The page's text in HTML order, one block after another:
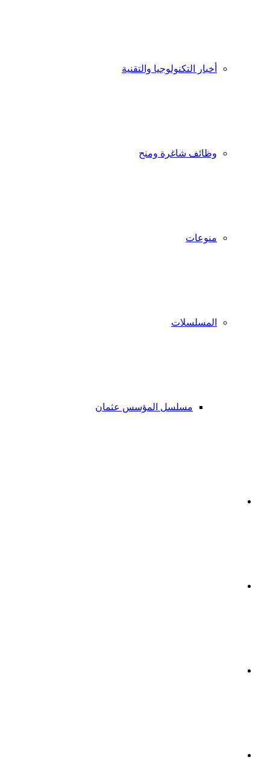
أخبار التكنولوجيا والتقنية
وظائف شاغرة ومنح
منوعات
المسلسلات
مسلسل المؤسس عثمان